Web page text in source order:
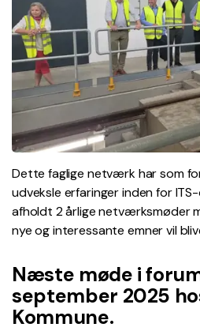
Dette faglige netværk har som
udveksle erfaringer inden for
afholdt 2 årlige netværksmøder
nye og interessante emner vil
Næste møde i
september 2025
Kommune.